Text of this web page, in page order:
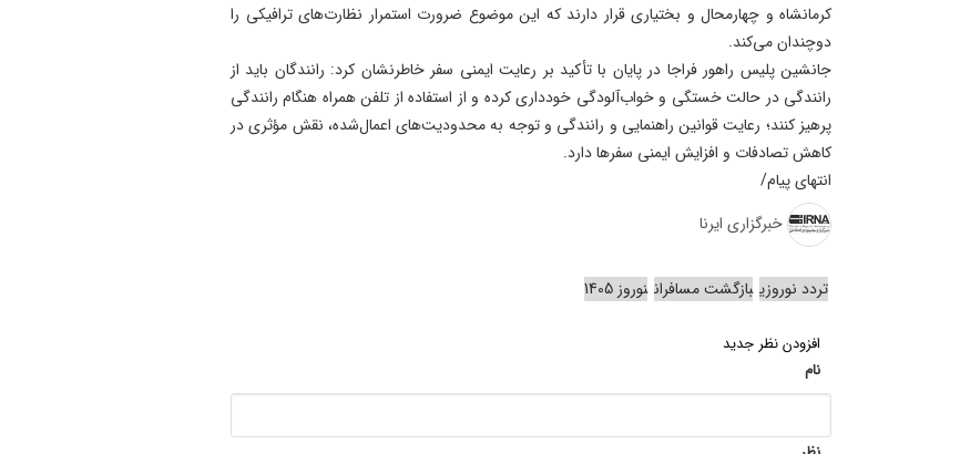
کرمانشاه و چهارمحال و بختیاری قرار دارند که این موضوع ضرورت استمرار نظارت‌های ترافیکی را
دوچندان می‌کند.
جانشین پلیس راهور فراجا در پایان با تأکید بر رعایت ایمنی سفر خاطرنشان کرد: رانندگان باید از
رانندگی در حالت خستگی و خواب‌آلودگی خودداری کرده و از استفاده از تلفن همراه هنگام رانندگی
پرهیز کنند؛ رعایت قوانین راهنمایی و رانندگی و توجه به محدودیت‌های اعمال‌شده، نقش مؤثری در
کاهش تصادفات و افزایش ایمنی سفرها دارد.
انتهای پیام/
خبرگزاری ایرنا
تردد نوروزی بازگشت مسافران نوروز 1405
افزودن نظر جدید
نام